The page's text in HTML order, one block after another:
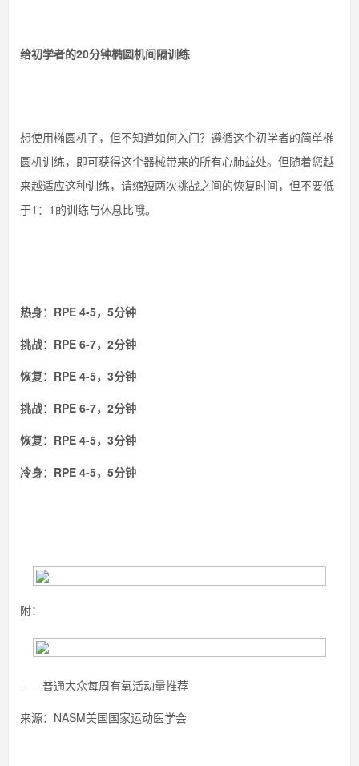
给初学者的20分钟椭圆机间隔训练
想使用椭圆机了，但不知道如何入门？遵循这个初学者的简单椭
圆机训练，即可获得这个器械带来的所有心肺益处。但随着您越
来越适应这种训练，请缩短两次挑战之间的恢复时间，但不要低
于1：1的训练与休息比哦。
热身：RPE 4-5，5分钟
挑战：RPE 6-7，2分钟
恢复：RPE 4-5，3分钟
挑战：RPE 6-7，2分钟
恢复：RPE 4-5，3分钟
冷身：RPE 4-5，5分钟
附：
——普通大众每周有氧活动量推荐
来源：NASM美国国家运动医学会